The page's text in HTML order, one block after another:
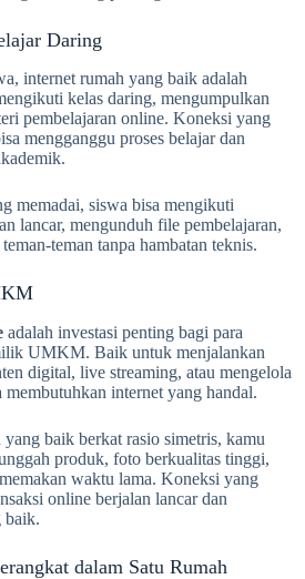
Daring
internet rumah yang baik adalah
kelas daring, mengumpulkan
pembelajaran online. Koneksi yang
mengganggu proses belajar dan
memadai, siswa bisa mengikuti
lancar, mengunduh file pembelajaran,
teman tanpa hambatan teknis.
adalah investasi penting bagi para
UMKM. Baik untuk menjalankan
digital, live streaming, atau mengelola
membutuhkan internet yang handal.
baik berkat rasio simetris, kamu
produk, foto berkualitas tinggi,
waktu lama. Koneksi yang
online berjalan lancar dan
baik.
dalam Satu Rumah